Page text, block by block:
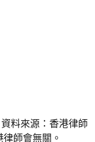
料來源：香港律師
師會無關。